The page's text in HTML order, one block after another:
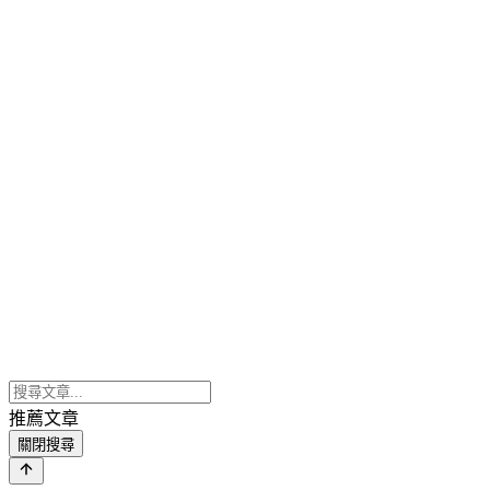
推薦文章
關閉搜尋